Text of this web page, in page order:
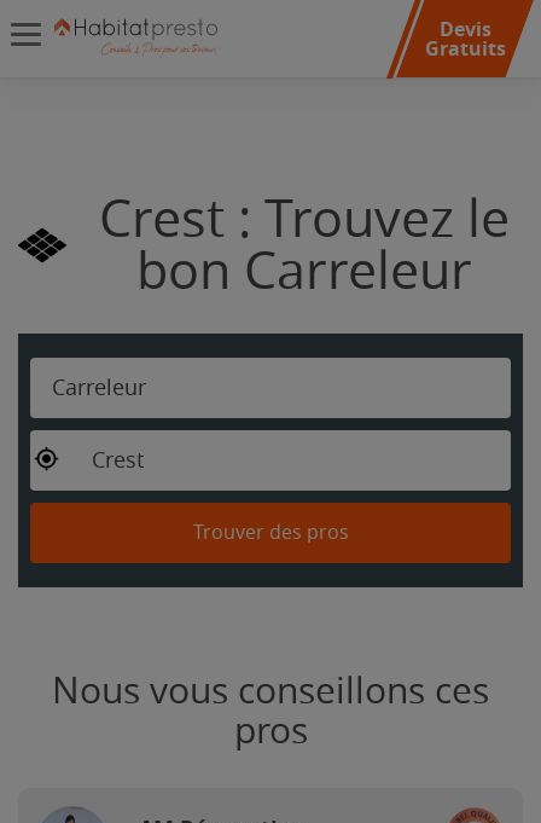
Devis
Gratuits
Crest : Trouvez le
bon Carreleur
Carreleur
Crest
Trouver des pros
Nous vous conseillons ces
pros